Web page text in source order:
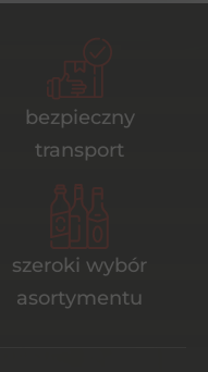
bezpieczny
transport
szeroki wybór
asortymentu